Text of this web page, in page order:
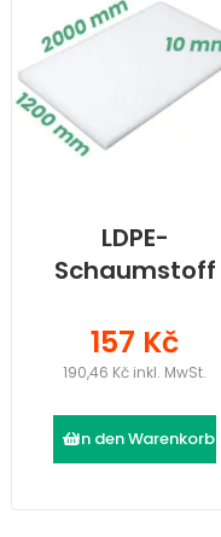
LDPE-
Schaumstoff
10) mm
157 Kč
190,46 Kč inkl. MwSt.
In den Warenkorb